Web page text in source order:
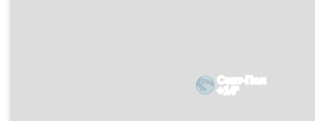
Сент-Пол
+14°